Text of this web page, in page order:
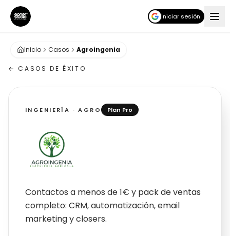
Iniciar sesión
Inicio Casos Agroingenia
← CASOS DE ÉXITO
INGENIERÍA · AGRO Plan Pro
Contactos a menos de 1€ y pack de ventas
completo: CRM, automatización, email
marketing y closers.